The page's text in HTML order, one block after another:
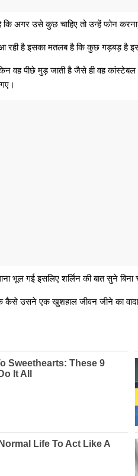
अगर उसे कुछ चाहिए तो उन्हें फोन
आ रही है इसका मतलब है कि कुछ गड़बड़
वह पीछे मुड़ जाती है जैसे ही वह
भूल गई इसलिए शर्लिन की बात सुने बिना
कैसे उसने एक खुशहाल जीवन जीने का